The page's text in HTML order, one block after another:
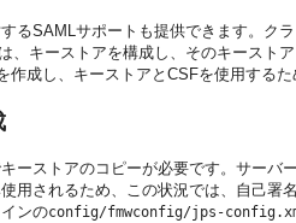
るSAMLサポートも提供できます。ク
、キーストアを構成し、そのキースト
作成し、キーストアとCSFを使用する
ーストアのコピーが必要です。サー
用されるため、この状況では、自己署
ンのconfig/fmwconfig/jps-